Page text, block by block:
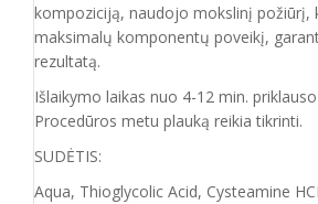
kompoziciją, naudojo mokslinį požiūrį,
maksimalų komponentų poveikį,
rezultatą.
Išlaikymo laikas nuo 4-12 min.
Procedūros metu plauką reikia tikrinti.
SUDĖTIS:
Aqua, Thioglycolic Acid, Cysteamine